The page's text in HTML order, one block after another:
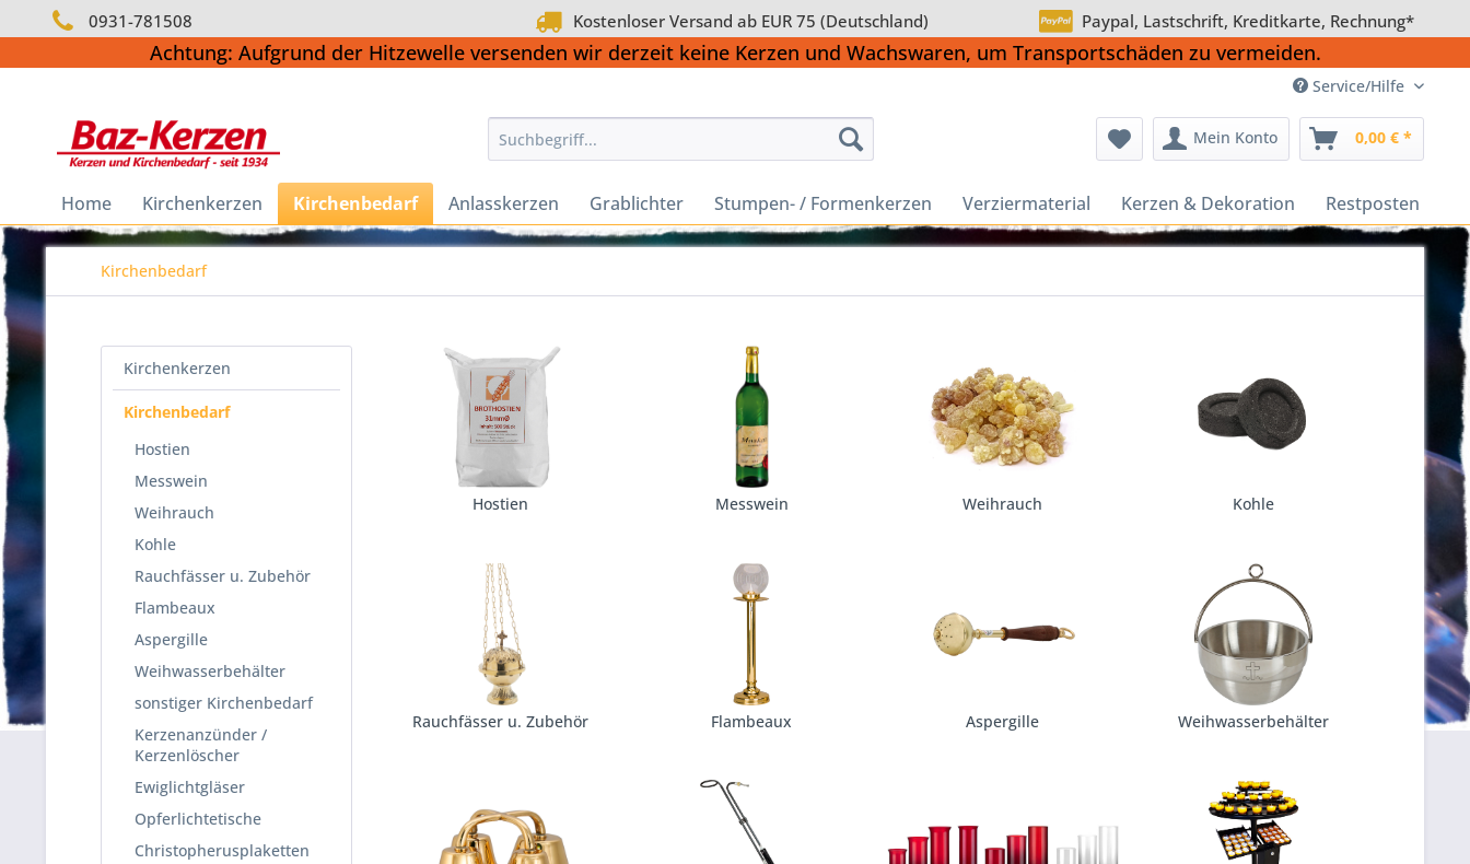
0931-781508 Kostenloser Versand ab EUR 75 (Deutschland) Paypal, Lastschrift, Kreditkarte, Rechnung*
Achtung: Aufgrund der Hitzewelle versenden wir derzeit keine Kerzen und Wachswaren, um Transportschäden zu vermeiden.
Service/Hilfe
Mein Konto 0,00 € *
Home Kirchenkerzen Kirchenbedarf Anlasskerzen Grablichter Stumpen- / Formenkerzen Verziermaterial Kerzen & Dekoration Restposten
Kirchenbedarf
Kirchenkerzen
Kirchenbedarf
Hostien
Messwein
Weihrauch
Kohle
Rauchfässer u. Zubehör
Flambeaux
Aspergille
Weihwasserbehälter
sonstiger Kirchenbedarf
Kerzenanzünder /
Kerzenlöscher
Ewiglichtgläser
Opferlichtetische
Christopherusplaketten
Hostien Messwein Weihrauch Kohle
Rauchfässer u. Zubehör Flambeaux Aspergille Weihwasserbehälter